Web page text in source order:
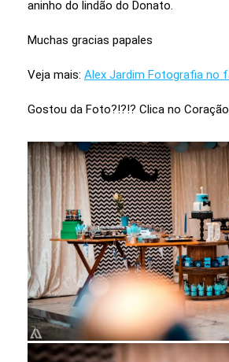
aninho do lindão do Donato.
Muchas gracias papales
Veja mais: Alex Jardim Fotografia no
Gostou da Foto?!?!? Clica no